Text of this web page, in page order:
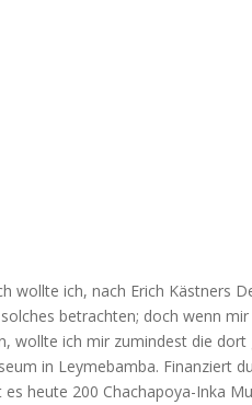
wollte ich, nach Erich Kästners
betrachten; doch wenn mir
wollte ich mir zumindest die
in Leymebamba. Finanziert
es heute 200 Chachapoya-Inka